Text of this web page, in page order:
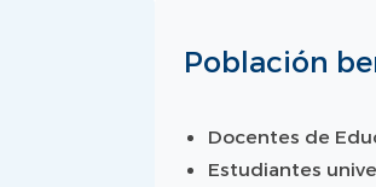
Población
Docentes de
Estudiantes